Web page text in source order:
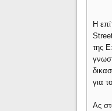
Η
της
για
Ας